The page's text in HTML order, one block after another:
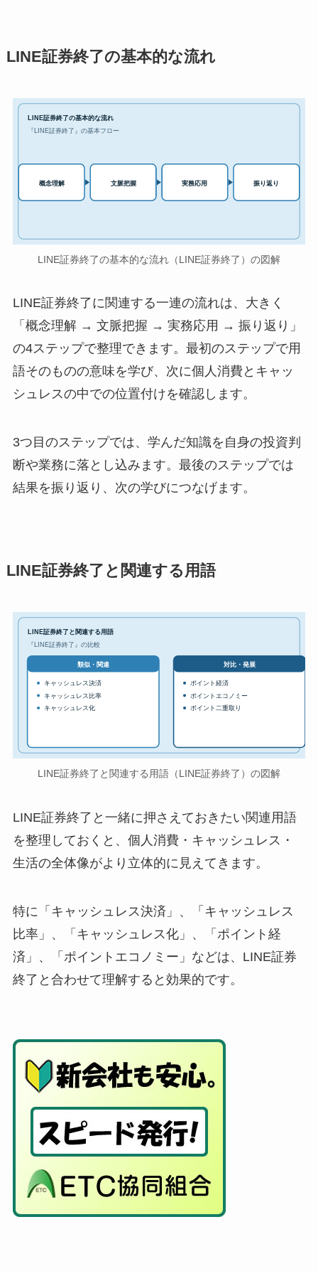
LINE証券終了の基本的な流れ
LINE証券終了の基本的な流れ
『LINE証券終了』の基本フロー
概念理解 文脈把握 実務応用 振り返り
LINE証券終了の基本的な流れ（LINE証券終了）の図解
LINE証券終了に関連する一連の流れは、大きく
「概念理解 → 文脈把握 → 実務応用 → 振り返り」
の4ステップで整理できます。最初のステップで用
語そのものの意味を学び、次に個人消費とキャッ
シュレスの中での位置付けを確認します。
3つ目のステップでは、学んだ知識を自身の投資判
断や業務に落とし込みます。最後のステップでは
結果を振り返り、次の学びにつなげます。
LINE証券終了と関連する用語
LINE証券終了と関連する用語
『LINE証券終了』の比較
類似・関連
キャッシュレス決済
キャッシュレス比率
キャッシュレス化
対比・発展
ポイント経済
ポイントエコノミー
ポイント二重取り
LINE証券終了と関連する用語（LINE証券終了）の図解
LINE証券終了と一緒に押さえておきたい関連用語
を整理しておくと、個人消費・キャッシュレス・
生活の全体像がより立体的に見えてきます。
特に「キャッシュレス決済」、「キャッシュレス
比率」、「キャッシュレス化」、「ポイント経
済」、「ポイントエコノミー」などは、LINE証券
終了と合わせて理解すると効果的です。